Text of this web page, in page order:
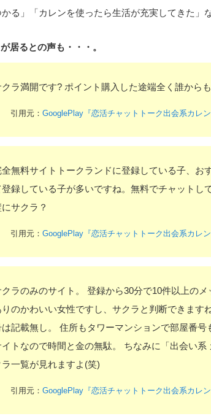
る」「カレンを使ったら生活が充実してきた」
居るとの声も・・・。
ラ満開です? ポイント購入した途端全く誰から
引用元： GooglePlay『恋活チャットトーク出会系カレ
全無料サイトトークランドに登録している子、お
登録している子が多いですね。無料でチャットし
サクラ？
引用元： GooglePlay『恋活チャットトーク出会系カレ
クラのみのサイト。 登録から30分で10件以上の
りのかわいい女性ですし、サクラと判断できます
は記載無し。 住所もタワーマンションで部屋番
イトなので時間と金の無駄。 ちなみに「出会い系
ラ一覧が見れますよ(笑)
引用元： GooglePlay『恋活チャットトーク出会系カレ